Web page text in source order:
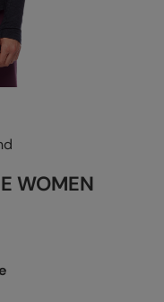
czytaj więcej
WOMEN